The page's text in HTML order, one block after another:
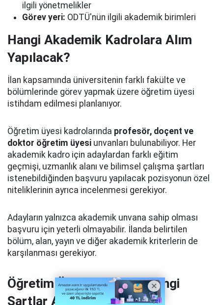
ilgili yönetmelikler
Görev yeri: ODTÜ'nün ilgili akademik birimleri
Hangi Akademik Kadrolara Alım
Yapılacak?
İlan kapsamında üniversitenin farklı fakülte ve
bölümlerinde görev yapmak üzere öğretim üyesi
istihdam edilmesi planlanıyor.
Öğretim üyesi kadrolarında profesör, doçent ve
doktor öğretim üyesi unvanları bulunabiliyor. Her
akademik kadro için adaylardan farklı eğitim
geçmişi, uzmanlık alanı ve bilimsel çalışma şartları
istenebildiğinden başvuru yapılacak pozisyonun özel
niteliklerinin ayrıca incelenmesi gerekiyor.
Adayların yalnızca akademik unvana sahip olması
başvuru için yeterli olmayabilir. İlanda belirtilen
bölüm, alan, yayın ve diğer akademik kriterlerin de
karşılanması gerekiyor.
Öğretim Üyesi Alımında Hangi
Şartlar Aranıyor?